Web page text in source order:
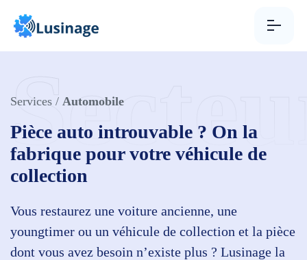
Services / Automobile
Pièce auto introuvable ? On la
fabrique pour votre véhicule de
collection
Vous restaurez une voiture ancienne, une
youngtimer ou un véhicule de collection et la pièce
dont vous avez besoin n’existe plus ? Lusinage la